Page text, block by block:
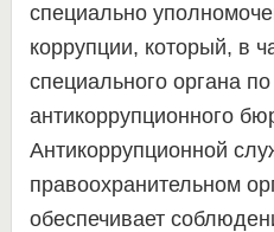
специально
коррупции, который, в
специального органа
антикоррупционного
Антикоррупционной
правоохранительном
обеспечивает